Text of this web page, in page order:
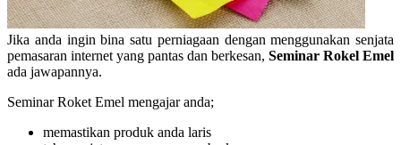
Jika anda ingin bina satu perniagaan dengan menggunakan senjata
pemasaran internet yang pantas dan berkesan, Seminar Rokel Emel
ada jawapannya.
Seminar Roket Emel mengajar anda;
memastikan produk anda laris